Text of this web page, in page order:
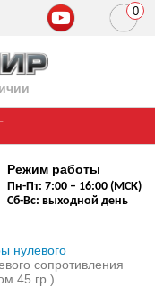
Режим работы
Пн-Пт: 7:00 – 16:00 (МСК)
Сб-Вс: выходной день
0
нулевого
сопротивления
45 гр.)